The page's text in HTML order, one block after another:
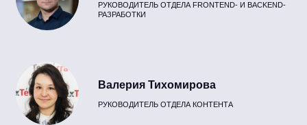
РУКОВОДИТЕЛЬ ОТДЕЛА FRONTEND- И BACKEND-
РАЗРАБОТКИ
Валерия Тихомирова
РУКОВОДИТЕЛЬ ОТДЕЛА КОНТЕНТА